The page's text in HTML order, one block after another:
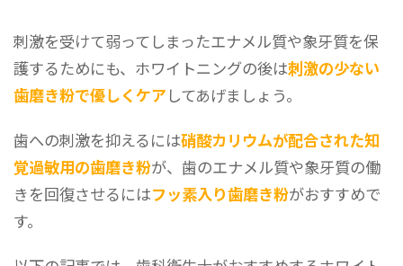
刺激を受けて弱ってしまったエナメル質や象牙質を保
護するためにも、ホワイトニングの後は刺激の少ない
歯磨き粉で優しくケア してあげましょう。
歯への刺激を抑えるには硝酸カリウムが配合された知
覚過敏用の歯磨き粉が、歯のエナメル質や象牙質の働
きを回復させるにはフッ素入り歯磨き粉がおすすめで
す。